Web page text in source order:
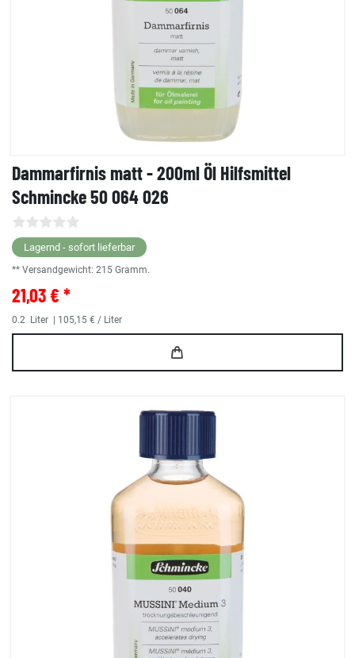
Dammarfirnis matt - 200ml Öl Hilfsmittel
Schmincke 50 064 026
Lagernd - sofort lieferbar
** Versandgewicht: 215 Gramm.
21,03 € *
0.2 Liter | 105,15 € / Liter